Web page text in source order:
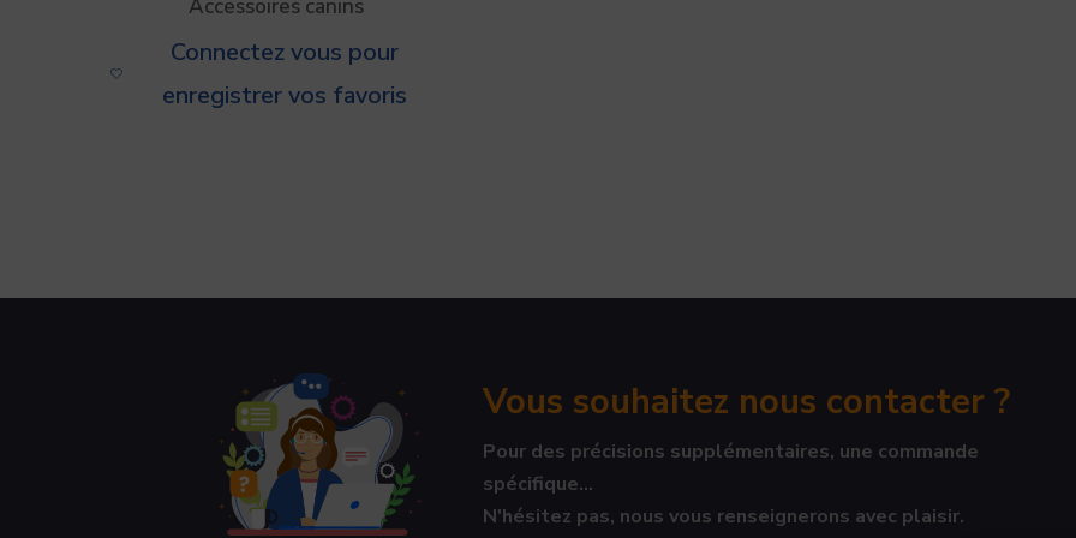
Accessoires canins
Connectez vous pour
enregistrer vos favoris
Vous souhaitez nous contacter ?
Pour des précisions supplémentaires, une commande
spécifique...
N'hésitez pas, nous vous renseignerons avec plaisir.